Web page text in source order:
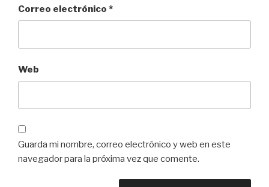
Correo electrónico *
Web
Guarda mi nombre, correo electrónico y web en este
navegador para la próxima vez que comente.